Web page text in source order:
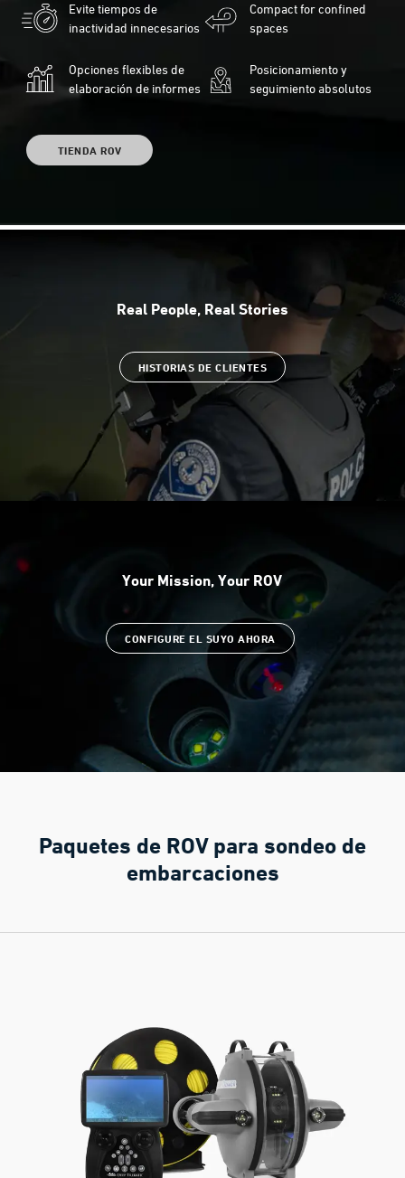
Evite tiempos de
inactividad innecesarios
Compact for confined
spaces
Opciones flexibles de
elaboración de informes
Posicionamiento y
seguimiento absolutos
TIENDA ROV
Real People, Real Stories
HISTORIAS DE CLIENTES
Your Mission, Your ROV
CONFIGURE EL SUYO AHORA
Paquetes de ROV para sondeo de
embarcaciones